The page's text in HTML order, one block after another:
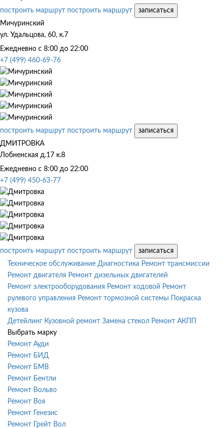
построить маршрут построить маршрут
записаться
Мичуринский
ул. Удальцова, 60, к.7
Ежедневно с 8:00 до 22:00
+7 (499) 460-69-76
построить маршрут построить маршрут
записаться
ДМИТРОВКА
Лобненская д.17 к.8
Ежедневно с 8:00 до 22:00
+7 (499) 450-63-77
построить маршрут построить маршрут
записаться
Техническое обслуживание Диагностика Ремонт трансмиссии
Ремонт двигателя Ремонт дизельных двигателей
Ремонт электрооборудования Ремонт ходовой Ремонт
рулевого управления Ремонт тормозной системы
Покраска
кузова
Детейлинг Кузовной ремонт Замена стекол Ремонт АКПП
Выбрать марку
Ремонт Ауди
Ремонт БИД
Ремонт БМВ
Ремонт Бентли
Ремонт Вольво
Ремонт Воя
Ремонт Генезис
Ремонт Грейт Вол